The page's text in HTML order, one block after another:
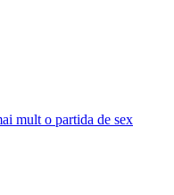
mult o partida de sex